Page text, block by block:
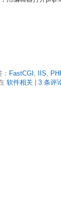
FastCGI , IIS,
软件相关| 3 条评